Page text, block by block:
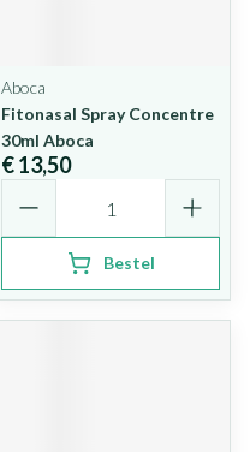
Aboca
Fitonasal Spray Concentre
30ml Aboca
€ 13,50
Bestel